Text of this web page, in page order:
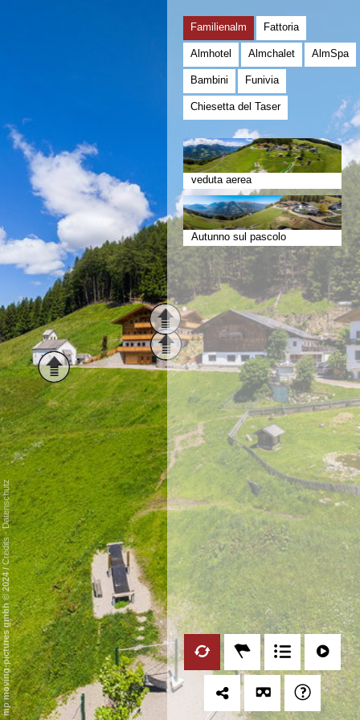
Familienalm Fattoria
Almhotel Almchalet AlmSpa
Bambini Funivia
Chiesetta del Taser
veduta aerea
Autunno sul pascolo
mp moving-pictures gmbh © 2024
/
Credits
-
Datenschutz